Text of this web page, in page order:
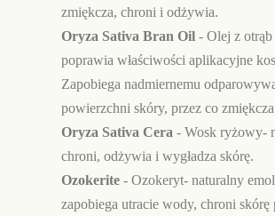
zmiękcza, chroni i odżywia.
Oryza Sativa Bran Oil - Olej z
poprawia właściwości aplikacyjne
Zapobiega nadmiernemu
powierzchni skóry, przez co
Oryza Sativa Cera - Wosk ryżowy-
chroni, odżywia i wygładza skórę.
Ozokerite - Ozokeryt- naturalny
zapobiega utracie wody, chroni skórę